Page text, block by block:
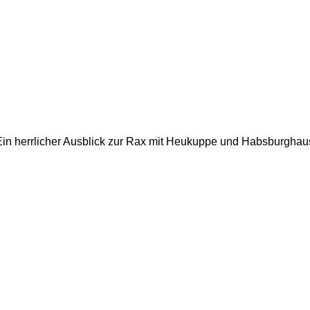
herrlicher Ausblick zur Rax mit Heukuppe und